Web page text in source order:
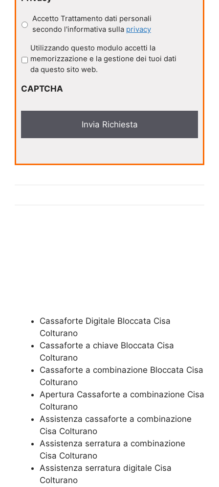
Accetto Trattamento dati personali
secondo l'informativa sulla privacy
r
a
y
Utilizzando questo modulo accetti la
memorizzazione e la gestione dei tuoi dati
da questo sito web.
CAPTCHA
Cassaforte Digitale Bloccata​ Cisa
Colturano
Cassaforte a chiave Bloccata​ Cisa
Colturano
Cassaforte a combinazione Bloccata​ Cisa
Colturano
​Apertura Cassaforte a combinazione​ Cisa
Colturano
Assistenza cassaforte a combinazione​
Cisa Colturano
​Assistenza serratura​ ​a combinazione​
Cisa Colturano
Assistenza serratura ​digitale​ Cisa
Colturano